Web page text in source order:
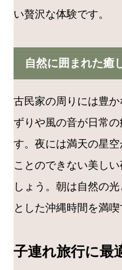
い贅沢な体験です。
自然に囲まれた癒
古民家の周りには豊
ずりや風の音が日常
す。夜には満天の星
ことのできない美し
しょう。朝は自然の
とした沖縄時間を満喫
子連れ旅行に最